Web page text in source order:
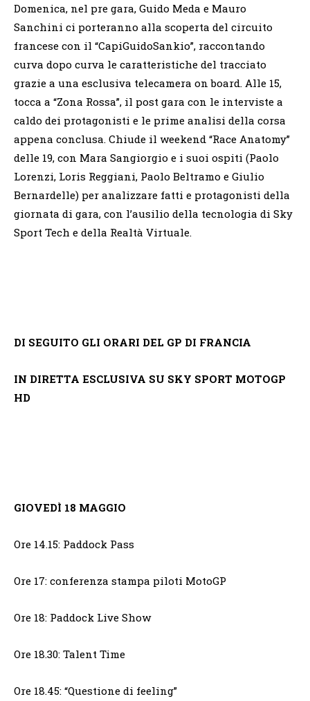
Domenica, nel pre gara, Guido Meda e Mauro
Sanchini ci porteranno alla scoperta del circuito
francese con il “CapiGuidoSankio”, raccontando
curva dopo curva le caratteristiche del tracciato
grazie a una esclusiva telecamera on board. Alle 15,
tocca a “Zona Rossa”, il post gara con le interviste a
caldo dei protagonisti e le prime analisi della corsa
appena conclusa. Chiude il weekend “Race Anatomy”
delle 19, con Mara Sangiorgio e i suoi ospiti (Paolo
Lorenzi, Loris Reggiani, Paolo Beltramo e Giulio
Bernardelle) per analizzare fatti e protagonisti della
giornata di gara, con l’ausilio della tecnologia di Sky
Sport Tech e della Realtà Virtuale.
DI SEGUITO GLI ORARI DEL GP DI FRANCIA
IN DIRETTA ESCLUSIVA SU SKY SPORT MOTOGP
HD
GIOVEDÌ 18 MAGGIO
Ore 14.15: Paddock Pass
Ore 17: conferenza stampa piloti MotoGP
Ore 18: Paddock Live Show
Ore 18.30: Talent Time
Ore 18.45: “Questione di feeling”